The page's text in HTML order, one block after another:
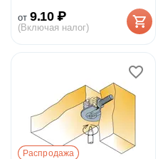
от 9.10 ₽
(Включая налог)
Распродажа